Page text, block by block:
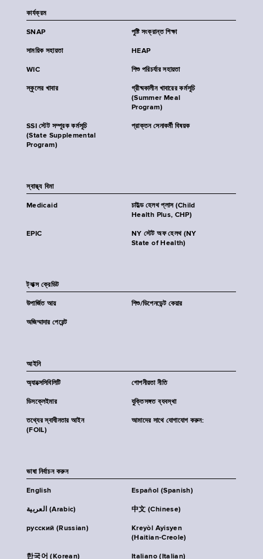
কার্যক্রম
SNAP পুষ্টি সংক্রান্ত শিক্ষা
সাময়িক সহায়তা HEAP
WIC শিশু পরিচর্যার সহায়তা
স্কুলের খাবার
গ্রীষ্মকালীন খাবারের কর্মসূচি
(Summer Meal
Program)
SSI স্টেট সম্পূরক কর্মসূচি
(State Supplemental
Program)
প্রাক্তন সেনাকর্মী বিষয়ক
স্বাস্থ্য বিমা
Medicaid
চাইল্ড হেলথ প্লাস (Child
Health Plus, CHP)
EPIC
NY স্টেট অফ হেলথ (NY
State of Health)
ট্যাক্স ক্রেডিট
উপার্জিত আয় শিশু/ডিপেনডেন্ট কেয়ার
অজিম্মাদার পেরেন্ট
আইনি
অ্যাক্সেসিবিলিটি গোপনীয়তা নীতি
ডিসক্লেইমার যুক্তিসঙ্গত ব্যবস্থা
তথ্যের স্বাধীনতার আইন
(FOIL)
আমাদের সাথে যোগাযোগ করুন:
ভাষা নির্বাচন করুন
English Español (Spanish)
العربية (Arabic) 中文 (Chinese)
русский (Russian)
Kreyòl Ayisyen
(Haitian-Creole)
한국어 (Korean) Italiano (Italian)